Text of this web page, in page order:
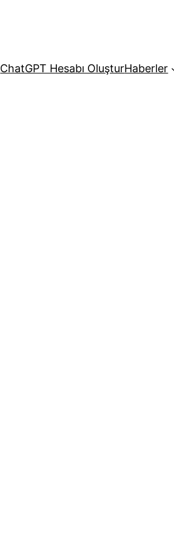
ChatGPT Hesabı OluşturHaberler